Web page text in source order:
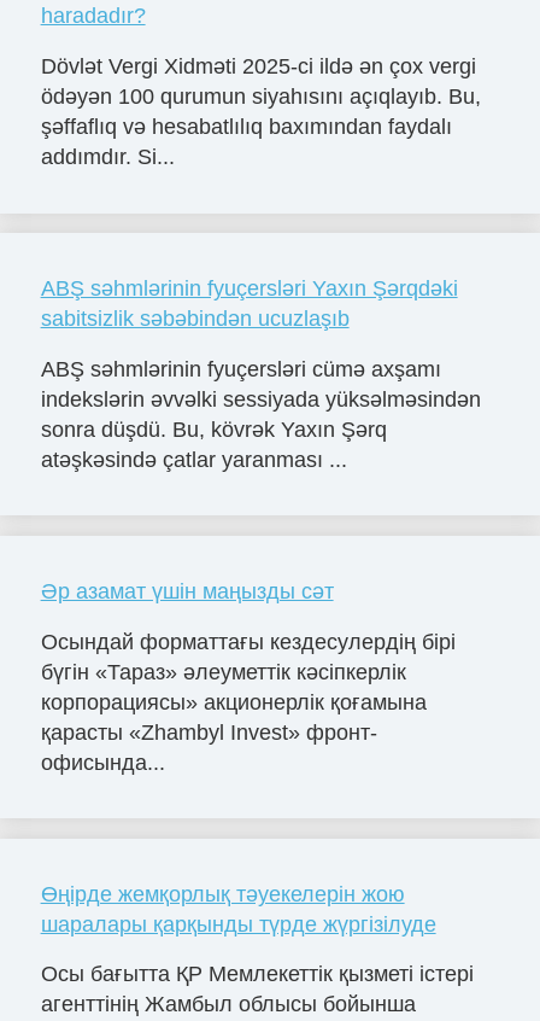
haradadır?
Dövlət Vergi Xidməti 2025-ci ildə ən çox vergi
ödəyən 100 qurumun siyahısını açıqlayıb. Bu,
şəffaflıq və hesabatlılıq baxımından faydalı
addımdır. Si...
ABŞ səhmlərinin fyuçersləri Yaxın Şərqdəki
sabitsizlik səbəbindən ucuzlaşıb
ABŞ səhmlərinin fyuçersləri cümə axşamı
indekslərin əvvəlki sessiyada yüksəlməsindən
sonra düşdü. Bu, kövrək Yaxın Şərq
atəşkəsində çatlar yaranması ...
Әр азамат үшін маңызды сәт
Осындай форматтағы кездесулердің бірі
бүгін «Тараз» әлеуметтік кәсіпкерлік
корпорациясы» акционерлік қоғамына
қарасты «Zhambyl Invest» фронт-
офисында...
Өңірде жемқорлық тәуекелерін жою
шаралары қарқынды түрде жүргізілуде
Осы бағытта ҚР Мемлекеттік қызметі істері
агенттінің Жамбыл облысы бойынша